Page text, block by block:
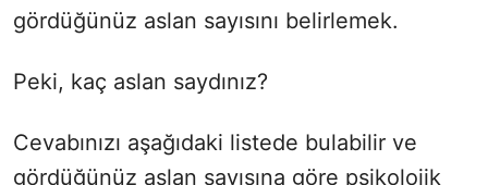
gördüğünüz aslan sayısını belirlemek.
Peki, kaç aslan saydınız?
Cevabınızı aşağıdaki listede bulabilir ve
gördüğünüz aslan sayısına göre psikolojik